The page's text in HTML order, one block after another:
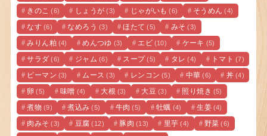
きのこ (6) しょうが (3) じゃがいも (6) そうめん (4)
なす (6) なめろう (3) ほたて (5) みそ (3)
みりん粕 (4) めんつゆ (3) エビ (10) ケーキ (5)
サラダ (6) ジャム (6) スープ (5) タレ (4) トマト (7)
ピーマン (3) ムース (3) レンコン (5) 中華 (6) 丼 (4)
卵 (5) 味噌 (4) 大根 (3) 大豆 (3) 照り焼き (5)
煮物 (9) 煮込み (5) 牛肉 (5) 牡蠣 (4) 生姜 (4)
肉みそ (3) 豆腐 (12) 豚肉 (13) 里芋 (4) 野菜 (6)